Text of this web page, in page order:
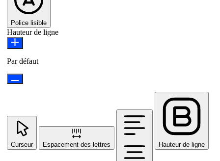
Police lisible
Hauteur de ligne
Par défaut
Curseur Espacement des lettres Hauteur de ligne